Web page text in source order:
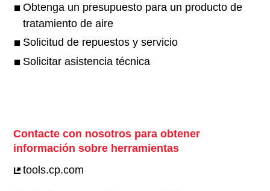
Obtenga un presupuesto para un producto de
tratamiento de aire
Solicitud de repuestos y servicio
Solicitar asistencia técnica
Contacte con nosotros para obtener
información sobre herramientas
tools.cp.com